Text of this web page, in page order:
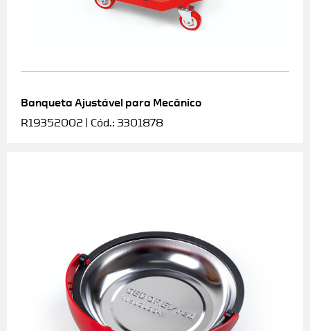
Banqueta Ajustável para Mecânico
R19352002 | Cód.: 3301878